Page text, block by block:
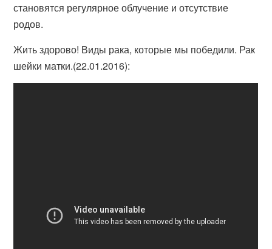
становятся регулярное облучение и отсутствие
родов.
Жить здорово! Виды рака, которые мы победили. Рак
шейки матки.(22.01.2016):